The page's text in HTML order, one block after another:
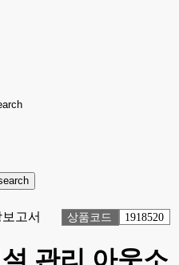
고서
상품코드 1918520